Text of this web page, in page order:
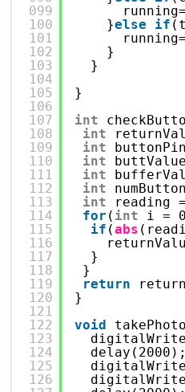
099
100
101
102
103
104
105
106
107
108
109
110
111
112
113
114
115
116
117
118
119
120
121
122
123
124
125
126
running=
}else if
running=
}
}
}
int
int
int
int
int
int
int
reading
for ( int
i =
if (abs
}
}
return
}
void
delay(2000);